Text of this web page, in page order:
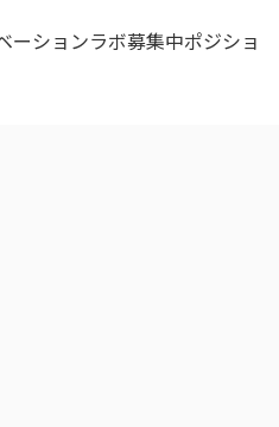
ーションラボ募集中ポジショ